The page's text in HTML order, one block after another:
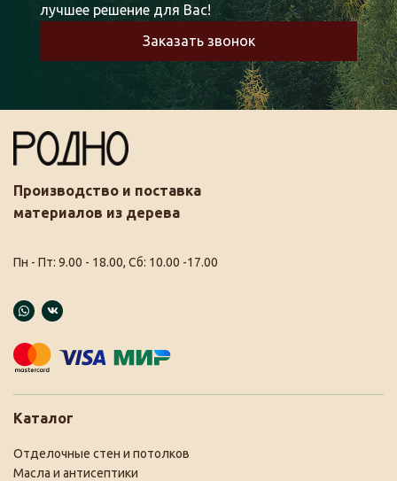
лучшее решение для Вас!
Заказать звонок
Производство и поставка
материалов из дерева
Пн - Пт: 9.00 - 18.00, Сб: 10.00 -17.00
Каталог
Отделочные стен и потолков
Масла и антисептики